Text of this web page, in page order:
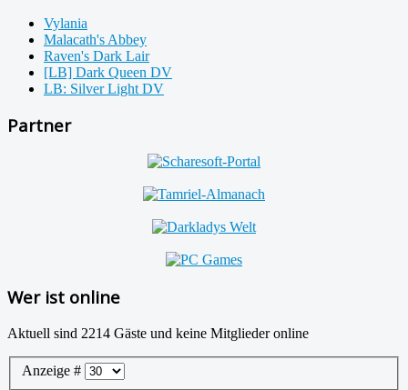
Vylania
Malacath's Abbey
Raven's Dark Lair
[LB] Dark Queen DV
LB: Silver Light DV
Partner
Wer ist online
Aktuell sind 2214 Gäste und keine Mitglieder online
Anzeige #